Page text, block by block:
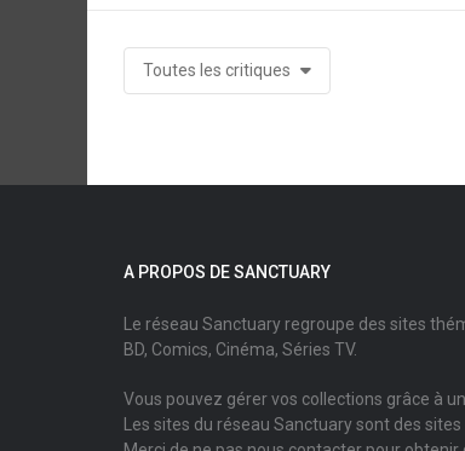
Toutes les critiques
A PROPOS DE SANCTUARY
Le réseau Sanctuary regroupe des sites
BD, Comics, Cinéma, Séries TV.
Vous pouvez gérer vos collections grâce à
Les sites du réseau Sanctuary sont des